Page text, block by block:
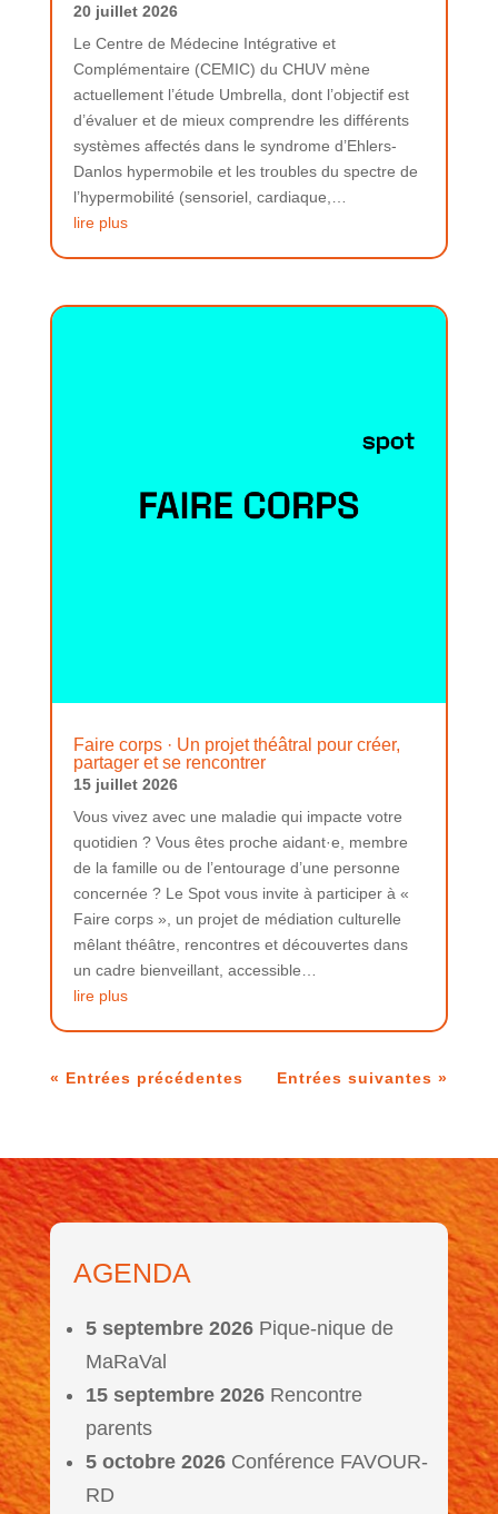
20 juillet 2026
Le Centre de Médecine Intégrative et
Complémentaire (CEMIC) du CHUV mène
actuellement l’étude Umbrella, dont l’objectif est
d’évaluer et de mieux comprendre les différents
systèmes affectés dans le syndrome d’Ehlers-
Danlos hypermobile et les troubles du spectre de
l’hypermobilité (sensoriel, cardiaque,…
lire plus
Faire corps · Un projet théâtral pour créer,
partager et se rencontrer
15 juillet 2026
Vous vivez avec une maladie qui impacte votre
quotidien ? Vous êtes proche aidant·e, membre
de la famille ou de l’entourage d’une personne
concernée ? Le Spot vous invite à participer à «
Faire corps », un projet de médiation culturelle
mêlant théâtre, rencontres et découvertes dans
un cadre bienveillant, accessible…
lire plus
« Entrées précédentes Entrées suivantes »
AGENDA
5 septembre 2026 Pique-nique de
MaRaVal
15 septembre 2026 Rencontre
parents
5 octobre 2026 Conférence FAVOUR-
RD